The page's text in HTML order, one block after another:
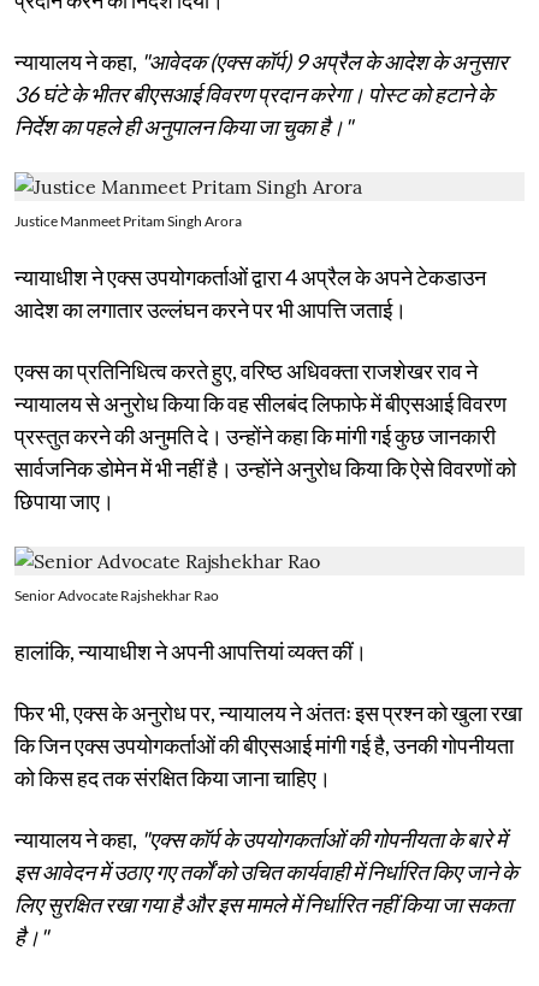
न्यायालय ने कहा, "आवेदक (एक्स कॉर्प) 9 अप्रैल के आदेश के अनुसार
36 घंटे के भीतर बीएसआई विवरण प्रदान करेगा। पोस्ट को हटाने के
निर्देश का पहले ही अनुपालन किया जा चुका है।"
Justice Manmeet Pritam Singh Arora
न्यायाधीश ने एक्स उपयोगकर्ताओं द्वारा 4 अप्रैल के अपने टेकडाउन
आदेश का लगातार उल्लंघन करने पर भी आपत्ति जताई।
एक्स का प्रतिनिधित्व करते हुए, वरिष्ठ अधिवक्ता राजशेखर राव ने
न्यायालय से अनुरोध किया कि वह सीलबंद लिफाफे में बीएसआई विवरण
प्रस्तुत करने की अनुमति दे। उन्होंने कहा कि मांगी गई कुछ जानकारी
सार्वजनिक डोमेन में भी नहीं है। उन्होंने अनुरोध किया कि ऐसे विवरणों को
छिपाया जाए।
Senior Advocate Rajshekhar Rao
हालांकि, न्यायाधीश ने अपनी आपत्तियां व्यक्त कीं।
फिर भी, एक्स के अनुरोध पर, न्यायालय ने अंततः इस प्रश्न को खुला रखा
कि जिन एक्स उपयोगकर्ताओं की बीएसआई मांगी गई है, उनकी गोपनीयता
को किस हद तक संरक्षित किया जाना चाहिए।
न्यायालय ने कहा, "एक्स कॉर्प के उपयोगकर्ताओं की गोपनीयता के बारे में
इस आवेदन में उठाए गए तर्कों को उचित कार्यवाही में निर्धारित किए जाने के
लिए सुरक्षित रखा गया है और इस मामले में निर्धारित नहीं किया जा सकता
है।"